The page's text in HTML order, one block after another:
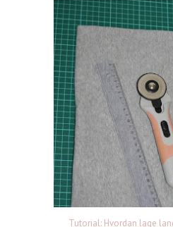
Tutorial: Hvordan lage